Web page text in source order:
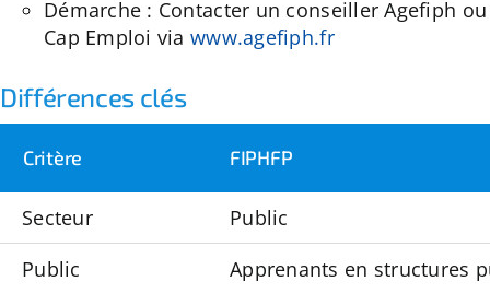
Démarche : Contacter un conseiller Agefiph ou
Cap Emploi viawww.agefiph.fr
Différences clés
Critère FIPHFP
Secteur
Public
Public
Apprenants en structures